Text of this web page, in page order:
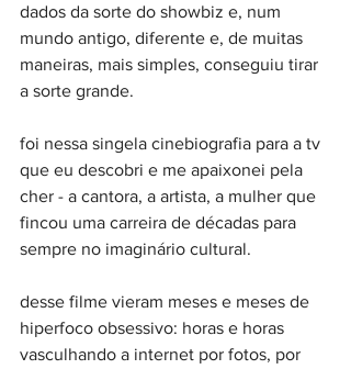
dados da sorte do showbiz e, num
mundo antigo, diferente e, de muitas
maneiras, mais simples, conseguiu tirar
a sorte grande.
foi nessa singela cinebiografia para a tv
que eu descobri e me apaixonei pela
cher - a cantora, a artista, a mulher que
fincou uma carreira de décadas para
sempre no imaginário cultural.
desse filme vieram meses e meses de
hiperfoco obsessivo: horas e horas
vasculhando a internet por fotos, por